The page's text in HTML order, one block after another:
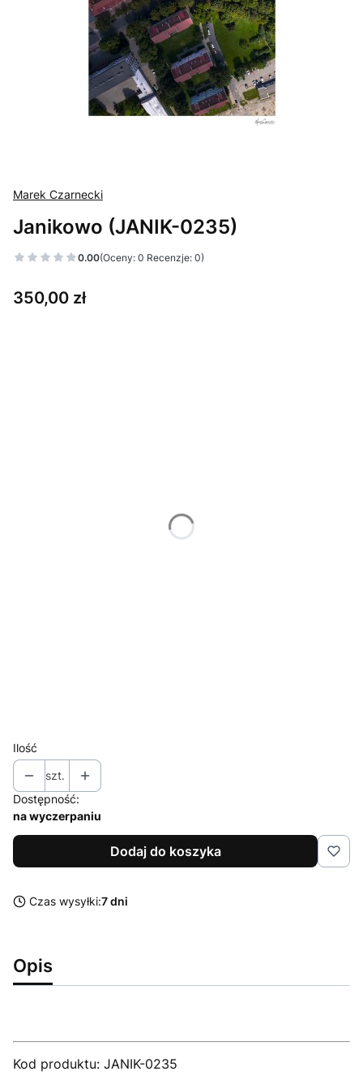
Marek Czarnecki
Janikowo (JANIK-0235)
0.00(Oceny: 0 Recenzje: 0)
Cena
350,00 zł
(+1 130,00 zł)
Ilość
szt.
Dostępność:
na wyczerpaniu
Dodaj do koszyka
Czas wysyłki:7 dni
Opis
Kod produktu: JANIK-0235